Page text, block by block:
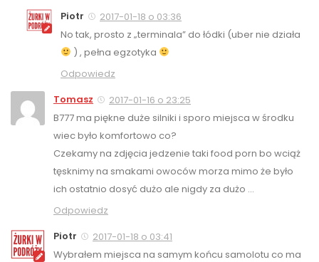
Piotr
2017-01-18 o 03:36
No tak, prosto z „terminala” do łódki (uber nie działa
) , pełna egzotyka
Odpowiedz
Tomasz
2017-01-16 o 23:25
B777 ma piękne duże silniki i sporo miejsca w środku
wiec było komfortowo co?
Czekamy na zdjęcia jedzenie taki food porn bo wciąż
tęsknimy na smakami owoców morza mimo że było
ich ostatnio dosyć dużo ale nigdy za dużo …
Odpowiedz
Piotr
2017-01-18 o 03:41
Wybrałem miejsca na samym końcu samolotu co ma